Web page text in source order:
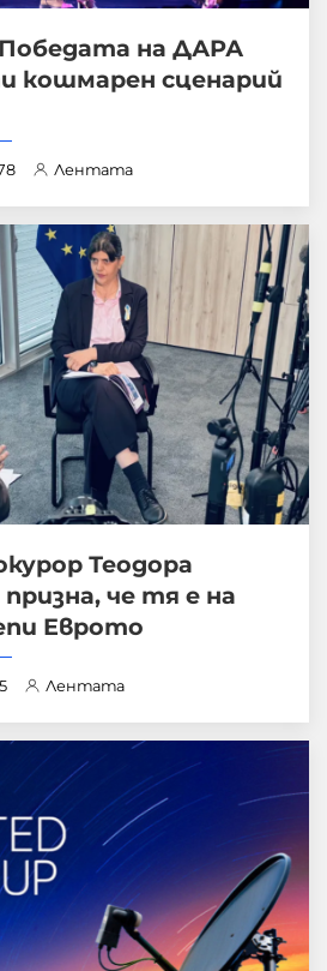
на ДАРА
кошмарен сценарий
Лентата
Теодора
че тя е на
Еврото
Лентата